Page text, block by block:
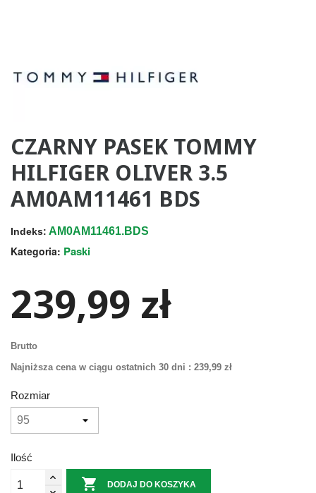
CZARNY PASEK TOMMY
HILFIGER OLIVER 3.5
AM0AM11461 BDS
Indeks: AM0AM11461.BDS
Kategoria: Paski
239,99 zł
Brutto
Najniższa cena w ciągu ostatnich 30 dni : 239,99 zł
Rozmiar
Ilość
 DODAJ DO KOSZYKA